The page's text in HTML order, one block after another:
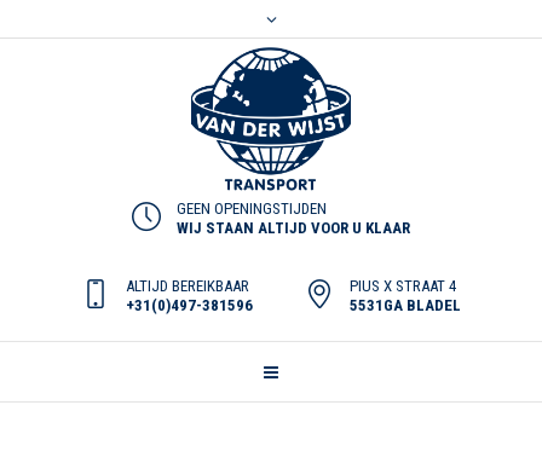
GEEN OPENINGSTIJDEN
WIJ STAAN ALTIJD VOOR U KLAAR
ALTIJD BEREIKBAAR
+31(0)497-381596
PIUS X STRAAT 4
5531GA BLADEL